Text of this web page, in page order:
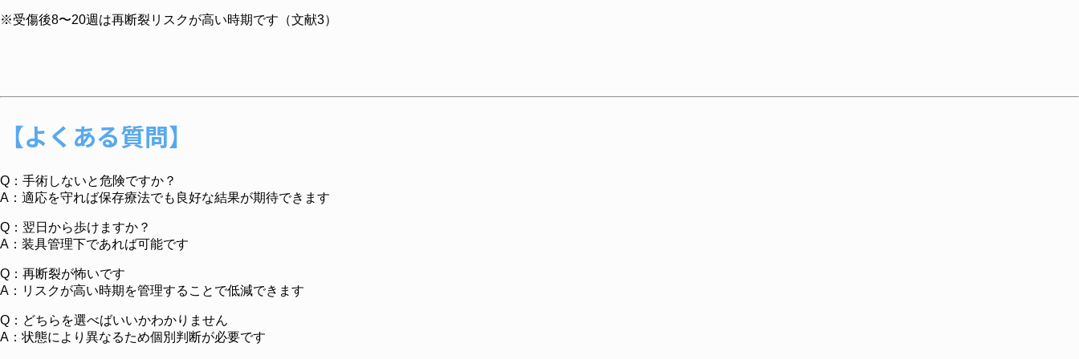
※受傷後8〜20週は再断裂リスクが高い時期です（文献3）
【よくある質問】
Q：手術しないと危険ですか？
A：適応を守れば保存療法でも良好な結果が期待できます
Q：翌日から歩けますか？
A：装具管理下であれば可能です
Q：再断裂が怖いです
A：リスクが高い時期を管理することで低減できます
Q：どちらを選べばいいかわかりません
A：状態により異なるため個別判断が必要です